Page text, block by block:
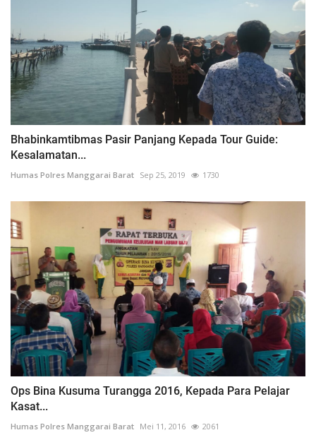
Bhabinkamtibmas Pasir Panjang Kepada Tour Guide:
Kesalamatan...
Humas Polres Manggarai Barat Sep 25, 2019 1730
Ops Bina Kusuma Turangga 2016, Kepada Para Pelajar
Kasat...
Humas Polres Manggarai Barat Mei 11, 2016 2061